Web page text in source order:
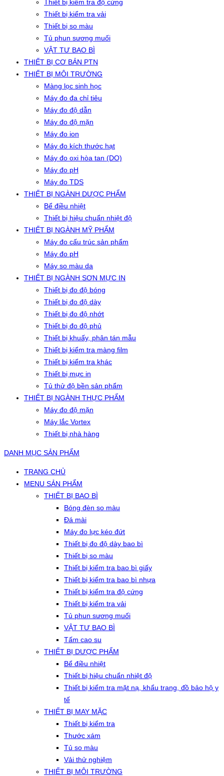
Thiết bị kiểm tra độ cứng
Thiết bị kiểm tra vải
Thiết bị so màu
Tủ phun sương muối
VẬT TƯ BAO BÌ
THIẾT BỊ CƠ BẢN PTN
THIẾT BỊ MÔI TRƯỜNG
Màng lọc sinh học
Máy đo đa chỉ tiêu
Máy đo độ dẫn
Máy đo độ mặn
Máy đo ion
Máy đo kích thước hạt
Máy đo oxi hòa tan (DO)
Máy đo pH
Máy đo TDS
THIẾT BỊ NGÀNH DƯỢC PHẨM
Bể điều nhiệt
Thiết bị hiệu chuẩn nhiệt độ
THIẾT BỊ NGÀNH MỸ PHẨM
Máy đo cấu trúc sản phẩm
Máy đo pH
Máy so màu da
THIẾT BỊ NGÀNH SƠN MỰC IN
Thiết bị đo độ bóng
Thiết bị đo độ dày
Thiết bị đo độ nhớt
Thiết bị đo độ phủ
Thiết bị khuấy, phân tán mẫu
Thiết bị kiểm tra màng film
Thiết bị kiểm tra khác
Thiết bị mực in
Tủ thử độ bền sản phẩm
THIẾT BỊ NGÀNH THỰC PHẨM
Máy đo độ mặn
Máy lắc Vortex
Thiết bị nhà hàng
DANH MỤC SẢN PHẨM
TRANG CHỦ
MENU SẢN PHẨM
THIẾT BỊ BAO BÌ
Bóng đèn so màu
Đá mài
Máy đo lực kéo đứt
Thiết bị đo độ dày bao bì
Thiết bị so màu
Thiết bị kiểm tra bao bì giấy
Thiết bị kiểm tra bao bì nhựa
Thiết bị kiểm tra độ cứng
Thiết bị kiểm tra vải
Tủ phun sương muối
VẬT TƯ BAO BÌ
Tấm cao su
THIẾT BỊ DƯỢC PHẨM
Bể điều nhiệt
Thiết bị hiệu chuẩn nhiệt độ
Thiết bị kiểm tra mặt nạ, khẩu trang, đồ bảo hộ y
tế
THIẾT BỊ MAY MẶC
Thiết bị kiểm tra
Thước xám
Tủ so màu
Vải thử nghiệm
THIẾT BỊ MÔI TRƯỜNG